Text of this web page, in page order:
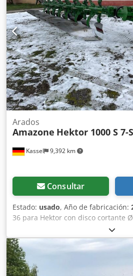
Kassel 9,392 km
Arados
Amazone Hektor 1000 S 7-
Consultar
Estado: usado, Año de fabricación:
36 para Hektor con disco cortante
liberación hidráulica de piedras /
pesado G1 ajustable, iluminación
frontal / sistema antirrobo,
km/h - arado reversible de arrastre
ampliable Djdsthk U Tjpfx Ahijck